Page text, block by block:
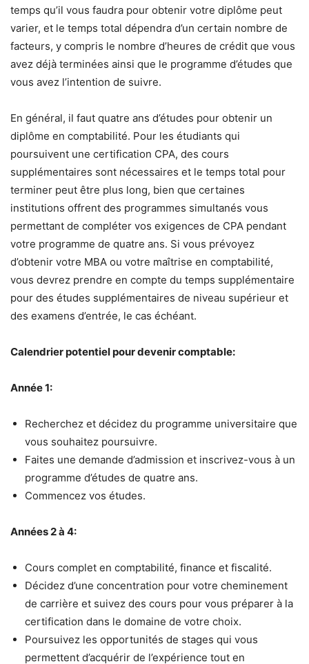
temps qu’il vous faudra pour obtenir votre diplôme peut
varier, et le temps total dépendra d’un certain nombre de
facteurs, y compris le nombre d’heures de crédit que vous
avez déjà terminées ainsi que le programme d’études que
vous avez l’intention de suivre.
En général, il faut quatre ans d’études pour obtenir un
diplôme en comptabilité. Pour les étudiants qui
poursuivent une certification CPA, des cours
supplémentaires sont nécessaires et le temps total pour
terminer peut être plus long, bien que certaines
institutions offrent des programmes simultanés vous
permettant de compléter vos exigences de CPA pendant
votre programme de quatre ans. Si vous prévoyez
d’obtenir votre MBA ou votre maîtrise en comptabilité,
vous devrez prendre en compte du temps supplémentaire
pour des études supplémentaires de niveau supérieur et
des examens d’entrée, le cas échéant.
Calendrier potentiel pour devenir comptable:
Année 1:
Recherchez et décidez du programme universitaire que
vous souhaitez poursuivre.
Faites une demande d’admission et inscrivez-vous à un
programme d’études de quatre ans.
Commencez vos études.
Années 2 à 4:
Cours complet en comptabilité, finance et fiscalité.
Décidez d’une concentration pour votre cheminement
de carrière et suivez des cours pour vous préparer à la
certification dans le domaine de votre choix.
Poursuivez les opportunités de stages qui vous
permettent d’acquérir de l’expérience tout en